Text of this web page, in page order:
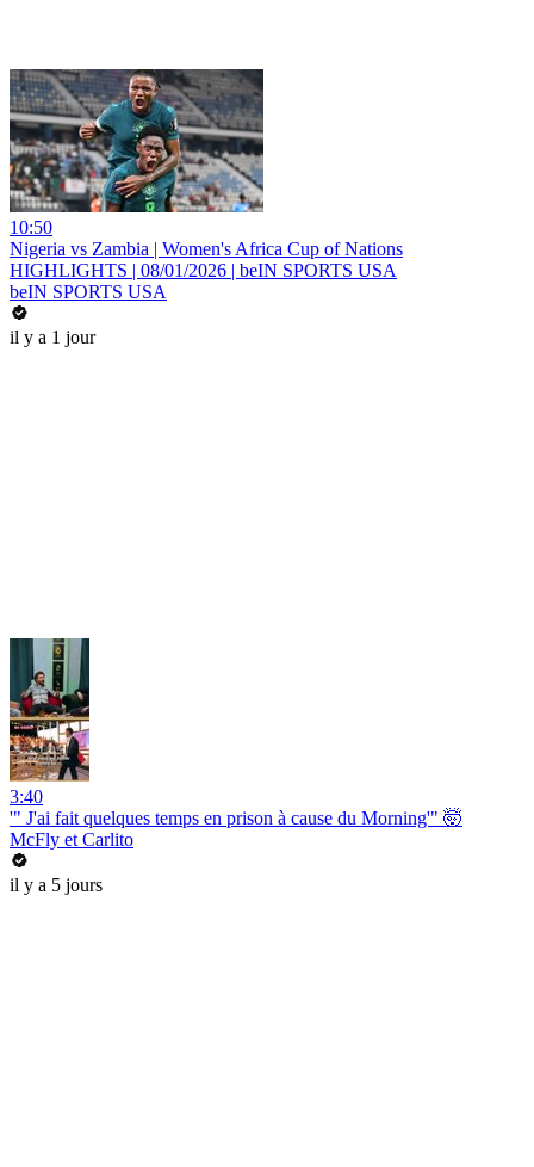
10:50
Nigeria vs Zambia | Women's Africa Cup of Nations
HIGHLIGHTS | 08/01/2026 | beIN SPORTS USA
beIN SPORTS USA
il y a 1 jour
3:40
'" J'ai fait quelques temps en prison à cause du Morning'" 🤯
McFly et Carlito
il y a 5 jours